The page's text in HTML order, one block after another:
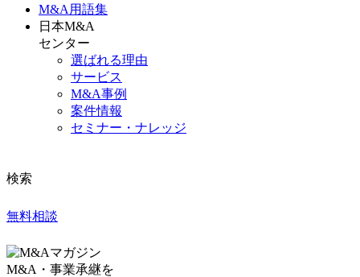
M&A 用語集
日本M&A
センター
選ばれる理由
サービス
M&A事例
案件情報
セミナー・ナレッジ
検索
無料相談
M&A・事業承継を